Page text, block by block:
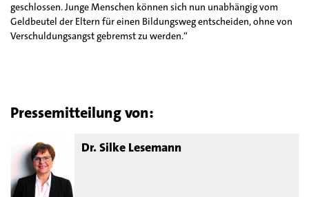
geschlossen. Junge Menschen können sich nun unabhängig vom
Geldbeutel der Eltern für einen Bildungsweg entscheiden, ohne von
Verschuldungsangst gebremst zu werden.“
Pressemitteilung von:
Dr. Silke Lesemann